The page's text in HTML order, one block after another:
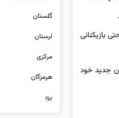
بازیکنانی
جدید خود
گلستان
لرستان
مرکزی
هرمزگان
یزد